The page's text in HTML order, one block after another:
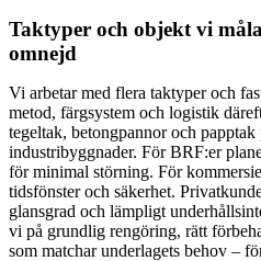
Taktyper och objekt vi
omnejd
Vi arbetar med flera taktyper och
metod, färgsystem och logistik
tegeltak, betongpannor och
industribyggnader. För BRF:er
för minimal störning. För
tidsfönster och säkerhet.
glansgrad och lämpligt
vi på grundlig rengöring, rätt
som matchar underlagets behov –